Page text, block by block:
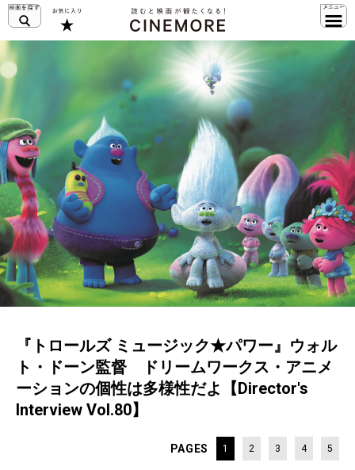
『トロールズ ミュージック★パワー』ウォル
ト・ドーン監督 ドリームワークス・アニメ
ーションの個性は多様性だよ【Director's
Interview Vol.80】
PAGES 1 2 3 4 5